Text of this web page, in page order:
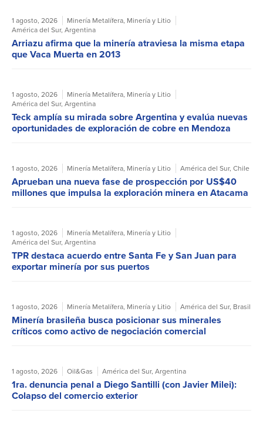
1 agosto, 2026 Minería Metalífera, Minería y Litio
América del Sur, Argentina
Arriazu afirma que la minería atraviesa la misma etapa
que Vaca Muerta en 2013
1 agosto, 2026 Minería Metalífera, Minería y Litio
América del Sur, Argentina
Teck amplía su mirada sobre Argentina y evalúa nuevas
oportunidades de exploración de cobre en Mendoza
1 agosto, 2026 Minería Metalífera, Minería y Litio América del Sur, Chile
Aprueban una nueva fase de prospección por US$40
millones que impulsa la exploración minera en Atacama
1 agosto, 2026 Minería Metalífera, Minería y Litio
América del Sur, Argentina
TPR destaca acuerdo entre Santa Fe y San Juan para
exportar minería por sus puertos
1 agosto, 2026 Minería Metalífera, Minería y Litio América del Sur, Brasil
Minería brasileña busca posicionar sus minerales
críticos como activo de negociación comercial
1 agosto, 2026 Oil&Gas América del Sur, Argentina
1ra. denuncia penal a Diego Santilli (con Javier Milei):
Colapso del comercio exterior